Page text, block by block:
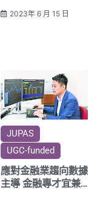
2023年 6 月 15 日
JUPAS
UGC-funded
應對金融業趨向數據
主導 金融專才宜兼